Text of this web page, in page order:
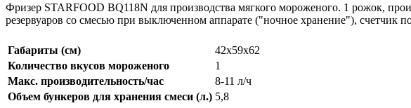
Фризер STARFOOD BQ118N для производства мягкого мороженого. 1 рожок,
резервуаров со смесью при выключенном аппарате ("ночное хранение"), счетчик
Габариты (см)
42х59х62
Количество вкусов мороженого
1
Макс. производительность/час
8-11 л/ч
Объем бункеров для хранения смеси (л.) 5,8